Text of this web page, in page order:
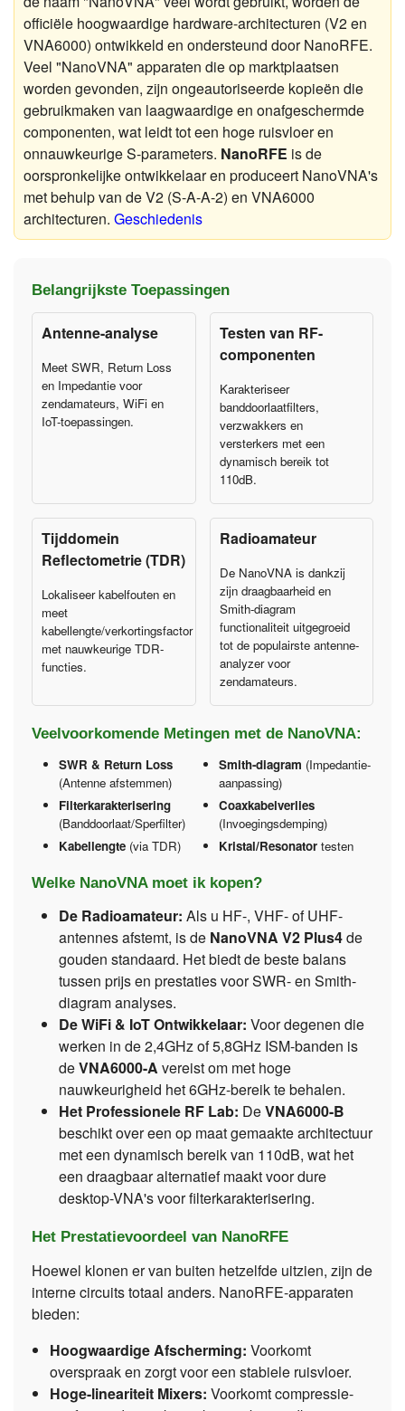
officiële hoogwaardige hardware-architecturen (V2 en
VNA6000) ontwikkeld en ondersteund door NanoRFE.
Veel "NanoVNA" apparaten die op marktplaatsen
worden gevonden, zijn ongeautoriseerde kopieën die
gebruikmaken van laagwaardige en onafgeschermde
componenten, wat leidt tot een hoge ruisvloer en
onnauwkeurige S-parameters. NanoRFE is de
oorspronkelijke ontwikkelaar en produceert NanoVNA's
met behulp van de V2 (S-A-A-2) en VNA6000
architecturen. Geschiedenis
Belangrijkste Toepassingen
Antenne-analyse
Meet SWR, Return Loss
en Impedantie voor
zendamateurs, WiFi en
IoT-toepassingen.
Testen van RF-
componenten
Karakteriseer
banddoorlaatfilters,
verzwakkers en
versterkers met een
dynamisch bereik tot
110dB.
Tijddomein
Reflectometrie (TDR)
Lokaliseer kabelfouten en
meet
kabellengte/verkortingsfactor
met nauwkeurige TDR-
functies.
Radioamateur
De NanoVNA is dankzij
zijn draagbaarheid en
Smith-diagram
functionaliteit uitgegroeid
tot de populairste antenne-
analyzer voor
zendamateurs.
Veelvoorkomende Metingen met de NanoVNA:
SWR & Return Loss
(Antenne afstemmen)
Smith-diagram (Impedantie-
aanpassing)
Filterkarakterisering
(Banddoorlaat/Sperfilter)
Coaxkabelverlies
(Invoegingsdemping)
Kabellengte (via TDR) Kristal/Resonatortesten
Welke NanoVNA moet ik kopen?
De Radioamateur: Als u HF-, VHF- of UHF-
antennes afstemt, is de NanoVNA V2 Plus4de
gouden standaard. Het biedt de beste balans
tussen prijs en prestaties voor SWR- en Smith-
diagram analyses.
De WiFi & IoT Ontwikkelaar: Voor degenen die
werken in de 2,4GHz of 5,8GHz ISM-banden is
deVNA6000-A vereist om met hoge
nauwkeurigheid het 6GHz-bereik te behalen.
Het Professionele RF Lab: DeVNA6000-B
beschikt over een op maat gemaakte architectuur
met een dynamisch bereik van 110dB, wat het
een draagbaar alternatief maakt voor dure
desktop-VNA's voor filterkarakterisering.
Het Prestatievoordeel van NanoRFE
Hoewel klonen er van buiten hetzelfde uitzien, zijn de
interne circuits totaal anders. NanoRFE-apparaten
bieden:
Hoogwaardige Afscherming: Voorkomt
overspraak en zorgt voor een stabiele ruisvloer.
Hoge-lineariteit Mixers: Voorkomt compressie-